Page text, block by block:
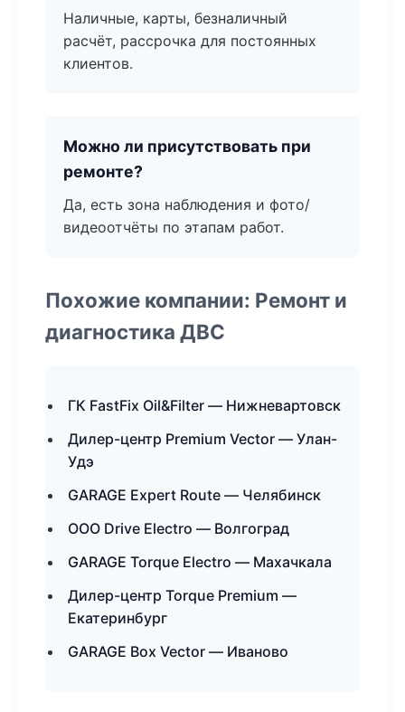
Наличные, карты, безналичный
расчёт, рассрочка для постоянных
клиентов.
Можно ли присутствовать при
ремонте?
Да, есть зона наблюдения и фото/
видеоотчёты по этапам работ.
Похожие компании: Ремонт и
диагностика ДВС
ГК FastFix Oil&Filter — Нижневартовск
Дилер-центр Premium Vector — Улан-
Удэ
GARAGE Expert Route — Челябинск
ООО Drive Electro — Волгоград
GARAGE Torque Electro — Махачкала
Дилер-центр Torque Premium —
Екатеринбург
GARAGE Box Vector — Иваново